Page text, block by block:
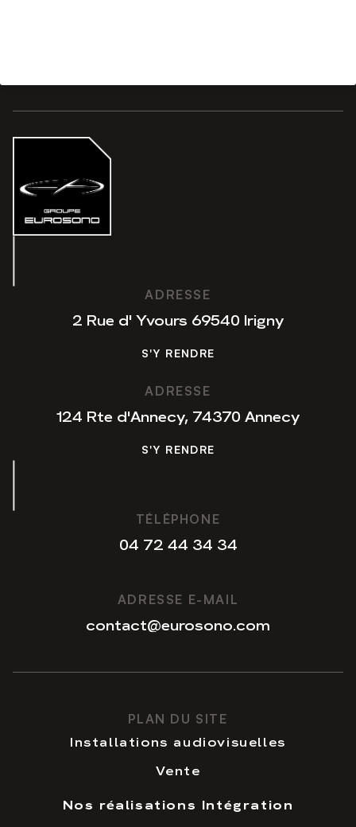
ADRESSE
2 Rue d' Yvours 69540 Irigny
S'Y RENDRE
ADRESSE
124 Rte d'Annecy, 74370 Annecy
S'Y RENDRE
TÉLÉPHONE
04 72 44 34 34
ADRESSE E-MAIL
contact@eurosono.com
contact@eurosono.com
PLAN DU SITE
Installations audiovisuelles
Vente
Nos réalisations Intégration